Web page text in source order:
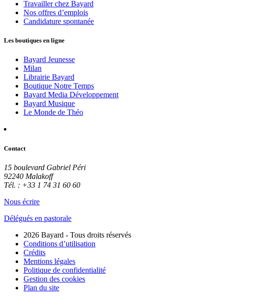
Travailler chez Bayard
Nos offres d’emplois
Candidature spontanée
Les boutiques en ligne
Bayard Jeunesse
Milan
Librairie Bayard
Boutique Notre Temps
Bayard Media Développement
Bayard Musique
Le Monde de Théo
Contact
15 boulevard Gabriel Péri
92240 Malakoff
Tél. : +33 1 74 31 60 60
Nous écrire
Délégués en pastorale
2026 Bayard - Tous droits réservés
Conditions d’utilisation
Crédits
Mentions légales
Politique de confidentialité
Gestion des cookies
Plan du site